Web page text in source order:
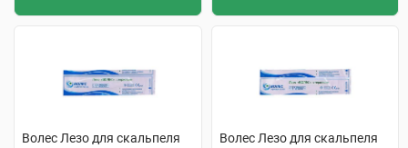
Волес Лезо для скальпеля
Волес Лезо для скальпеля